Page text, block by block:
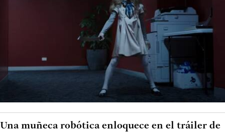
Una muñeca robótica enloquece en el tráiler de